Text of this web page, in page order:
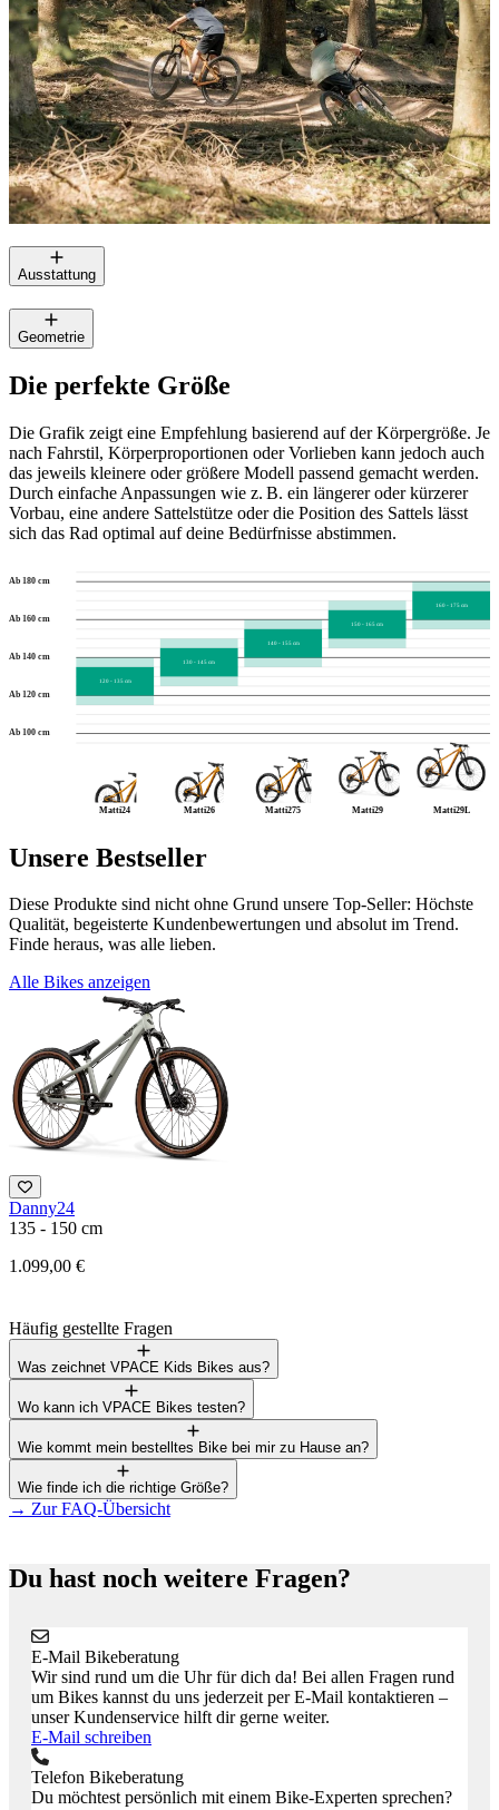
Ausstattung
Geometrie
Die perfekte Größe
Die Grafik zeigt eine Empfehlung basierend auf der Körpergröße. Je
nach Fahrstil, Körperproportionen oder Vorlieben kann jedoch auch
das jeweils kleinere oder größere Modell passend gemacht werden.
Durch einfache Anpassungen wie z. B. ein längerer oder kürzerer
Vorbau, eine andere Sattelstütze oder die Position des Sattels lässt
sich das Rad optimal auf deine Bedürfnisse abstimmen.
Ab 100 cm
Ab 120 cm
Ab 140 cm
Ab 160 cm
Ab 180 cm
Matti24 Matti26 Matti275 Matti29 Matti29L
120 - 135 cm
130 - 145 cm
140 - 155 cm
150 - 165 cm
160 - 175 cm
Unsere Bestseller
Diese Produkte sind nicht ohne Grund unsere Top-Seller: Höchste
Qualität, begeisterte Kundenbewertungen und absolut im Trend.
Finde heraus, was alle lieben.
Alle Bikes anzeigen
Danny24
135 - 150 cm
1.099,00 €
Häufig gestellte Fragen
Was zeichnet VPACE Kids Bikes aus?
Wo kann ich VPACE Bikes testen?
Wie kommt mein bestelltes Bike bei mir zu Hause an?
Wie finde ich die richtige Größe?
→ Zur FAQ-Übersicht
Du hast noch weitere Fragen?
E-Mail Bikeberatung
Wir sind rund um die Uhr für dich da! Bei allen Fragen rund
um Bikes kannst du uns jederzeit per E-Mail kontaktieren –
unser Kundenservice hilft dir gerne weiter.
E-Mail schreiben
Telefon Bikeberatung
Du möchtest persönlich mit einem Bike-Experten sprechen?